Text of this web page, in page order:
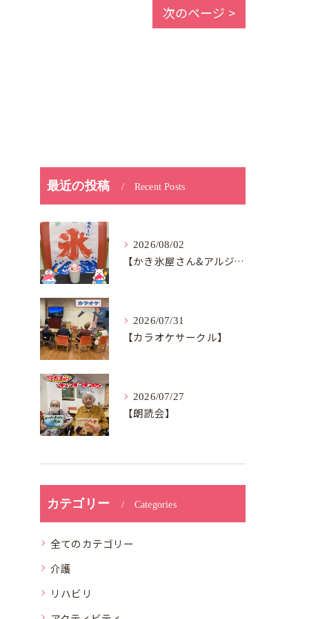
次のページ >
カテゴリー Categories
全てのカテゴリー
介護
リハビリ
最近の投稿 Recent Posts
2026/08/02
【かき氷屋さん&アルジャン向日葵】
2026/07/31
【カラオケサークル】
2026/07/27
【朗読会】